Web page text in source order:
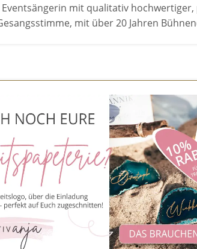
mit qualitativ hochwertiger,
mit über 20 Jahren